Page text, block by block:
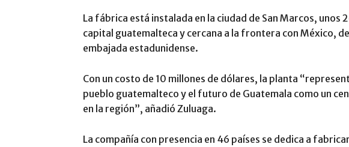
La fábrica está instalada en la ciudad de San Marcos, unos
capital guatemalteca y cercana a la frontera con México,
embajada estadunidense.
Con un costo de 10 millones de dólares, la planta
pueblo guatemalteco y el futuro de Guatemala como un
en la región”, añadió Zuluaga.
La compañía con presencia en 46 países se dedica a